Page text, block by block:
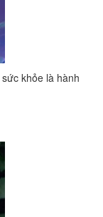
khỏe là hành